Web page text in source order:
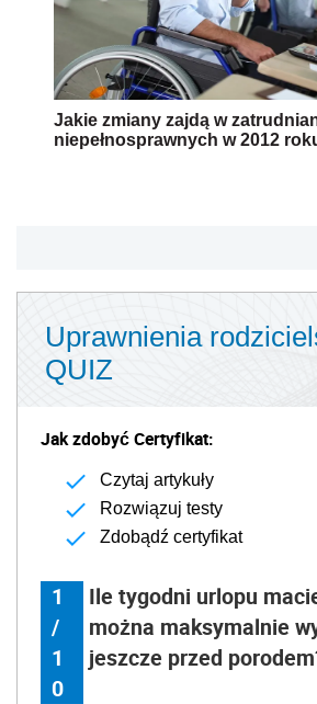
Jakie zmiany zajdą w
niepełnosprawnych w 2012
Uprawnienia
QUIZ
Jak zdobyć Certyfikat:
Czytaj artykuły
Rozwiązuj testy
Zdobądź certyfikat
1
/
1
0
Ile tygodni urlopu
można maksymalnie
jeszcze przed